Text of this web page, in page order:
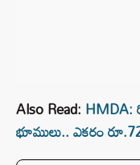
Also Read: HMDA:
భూములు.. ఎకరం